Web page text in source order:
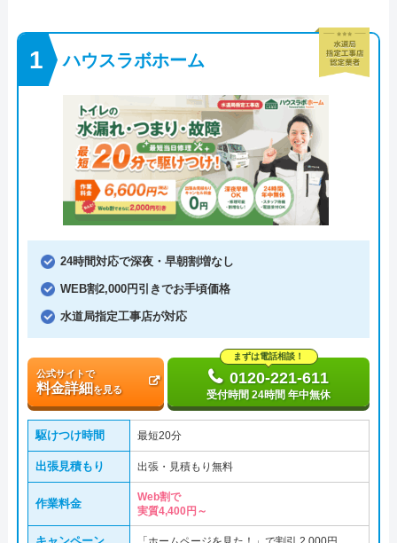
ハウスラボホーム
24時間対応で深夜・早朝割増なし
WEB割2,000円引きでお手頃価格
水道局指定工事店が対応
公式サイトで
料金詳細を見る
まずは電話相談！
0120-221-611
受付時間 24時間 年中無休
駆けつけ時間 最短20分
出張見積もり 出張・見積もり無料
作業料金
Web割で
実質4,400円～